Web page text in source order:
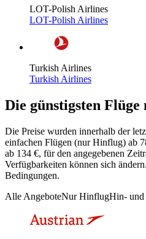
LOT-Polish Airlines
LOT-Polish Airlines
Turkish Airlines
Turkish Airlines
Die günstigsten Flüge
Die Preise wurden innerhalb der
einfachen Flügen (nur Hinflug) ab
ab 134 €, für den angegebenen
Verfügbarkeiten können sich
Bedingungen.
Alle AngeboteNur HinflugHin-